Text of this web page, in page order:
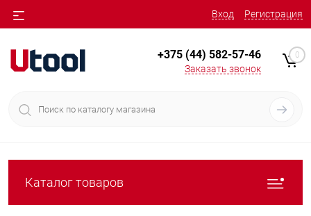
Вход Регистрация
+375 (44) 582-57-46
Заказать звонок
0
Каталог товаров